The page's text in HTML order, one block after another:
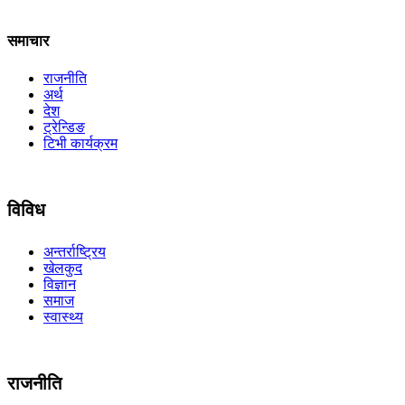
समाचार
राजनीति
अर्थ
देश
ट्रेन्डिङ
टिभी कार्यक्रम
विविध
अन्तर्राष्ट्रिय
खेलकुद
विज्ञान
समाज
स्वास्थ्य
राजनीति